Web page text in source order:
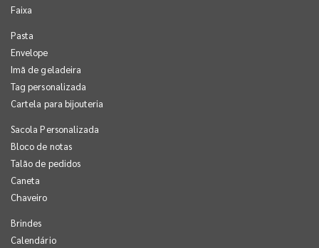
Faixa
Pasta
Envelope
Imã de geladeira
Tag personalizada
Cartela para bijouteria
Sacola Personalizada
Bloco de notas
Talão de pedidos
Caneta
Chaveiro
Brindes
Calendário